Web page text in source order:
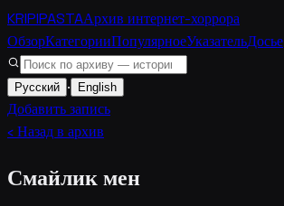
KRIPIPASTAАрхив интернет-хоррора
ОбзорКатегорииПопулярноеУказательДосье
Русский · English
Добавить запись
‹ Назад в архив
Смайлик мен